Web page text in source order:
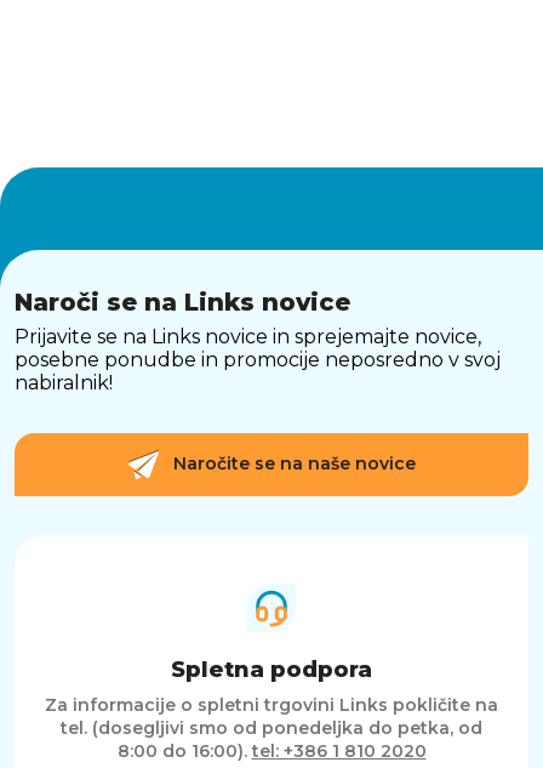
Naroči se na Links novice
Prijavite se na Links novice in sprejemajte novice,
posebne ponudbe in promocije neposredno v svoj
nabiralnik!
Naročite se na naše novice
Spletna podpora
Za informacije o spletni trgovini Links pokličite na
tel. (dosegljivi smo od ponedeljka do petka, od
8:00 do 16:00).tel: +386 1 810 2020